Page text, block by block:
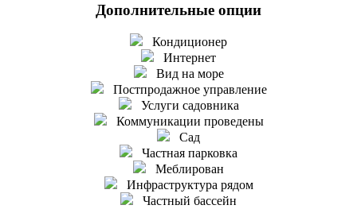
Дополнительные опции
Кондиционер
Интернет
Вид на море
Постпродажное управление
Услуги садовника
Коммуникации проведены
Сад
Частная парковка
Меблирован
Инфраструктура рядом
Частный бассейн